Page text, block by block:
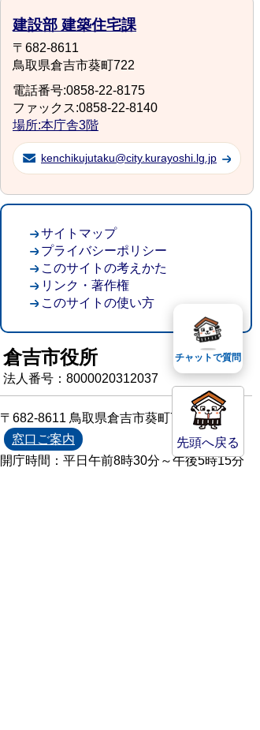
建設部 建築住宅課
〒682-8611
鳥取県倉吉市葵町722
電話番号:0858-22-8175
ファックス:0858-22-8140
場所:本庁舎3階
kenchikujutaku@city.kurayoshi.lg.jp
先頭へ戻る
サイトマップ
プライバシーポリシー
このサイトの考えかた
リンク・著作権
このサイトの使い方
倉吉市役所
法人番号：8000020312037
〒682-8611 鳥取県倉吉市葵町722
窓口ご案内
開庁時間：平日午前8時30分～午後5時15分
チャットで質問